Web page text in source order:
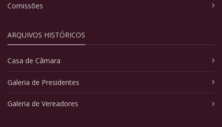
Comissões
ARQUIVOS HISTÓRICOS
Casa de Câmara
Galeria de Presidentes
Galeria de Vereadores